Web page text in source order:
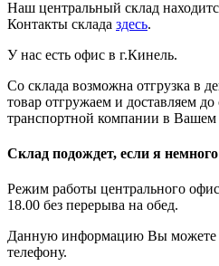
Наш центральный склад
Контакты склада здесь.
У нас есть офис в г.Кинель.
Со склада возможна отгрузка в
товар отгружаем и доставляем
транспортной компании в Вашем
Склад подождет, если я немного
Режим работы центрального
18.00 без перерыва на обед.
Данную информацию Вы можете
телефону.